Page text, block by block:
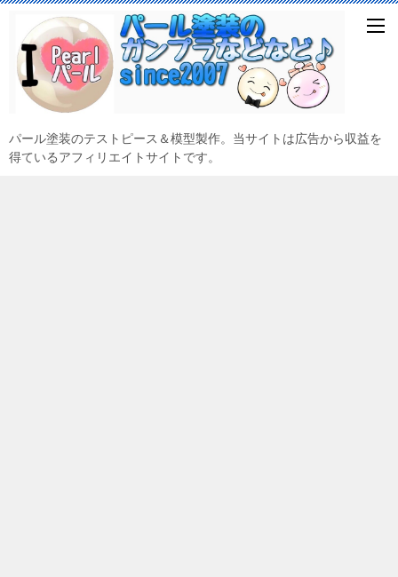
パール塗装のテストピース＆模型製作。当サイトは広告から収益を
得ているアフィリエイトサイトです。